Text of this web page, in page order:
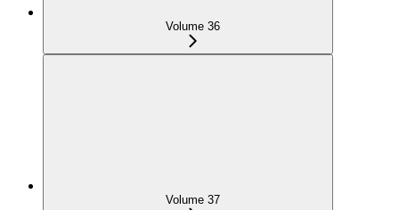
Volume 36
Volume 37